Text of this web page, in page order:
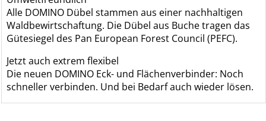
Alle DOMINO Dübel stammen aus einer nachhaltigen
Waldbewirtschaftung. Die Dübel aus Buche tragen das
Gütesiegel des Pan European Forest Council (PEFC).
Jetzt auch extrem flexibel
Die neuen DOMINO Eck- und Flächenverbinder: Noch
schneller verbinden. Und bei Bedarf auch wieder lösen.